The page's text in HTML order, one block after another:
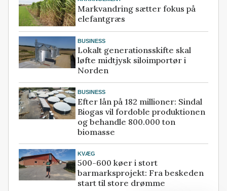
Markvandring sætter fokus på
elefantgræs
BUSINESS
Lokalt generationsskifte skal
løfte midtjysk siloimportør i
Norden
BUSINESS
Efter lån på 182 millioner: Sindal
Biogas vil fordoble produktionen
og behandle 800.000 ton
biomasse
KVÆG
500-600 køer i stort
barmarksprojekt: Fra beskeden
start til store drømme